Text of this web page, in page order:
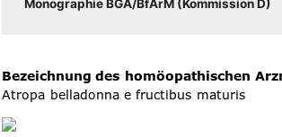
Mono­gra­phie BGA/​​BfArM (Kom­mis­si­on D)